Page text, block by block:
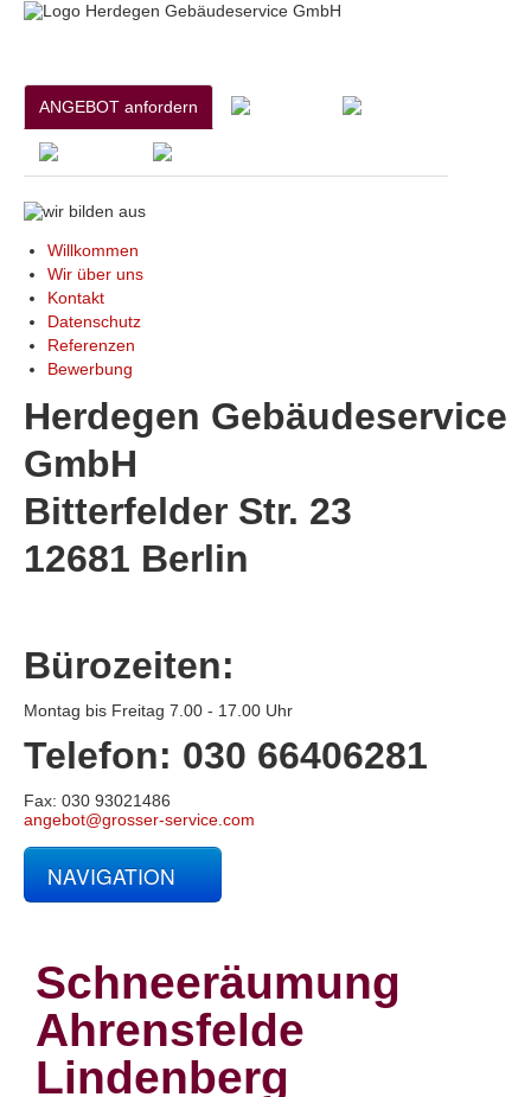
ANGEBOT anfordern
Willkommen
Wir über uns
Kontakt
Datenschutz
Referenzen
Bewerbung
Herdegen Gebäudeservice
GmbH
Bitterfelder Str. 23
12681 Berlin
Bürozeiten:
Montag bis Freitag 7.00 - 17.00 Uhr
Telefon: 030 66406281
Fax: 030 93021486
angebot@grosser-service.com
NAVIGATION
Baureinigung
Büroreinigung
Centerreinigung
Fassadenreinigung und Denkmalpflege
Fensterreinigung
Fitnessstudioreinigung
Glas- und Glasfassadenreinigung
Schneeräumung
Ahrensfelde
Lindenberg